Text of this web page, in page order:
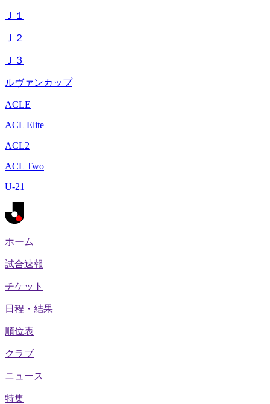
Ｊ１
Ｊ２
Ｊ３
ルヴァンカップ
ACLE
ACL Elite
ACL2
ACL Two
U-21
ホーム
試合速報
チケット
日程・結果
順位表
クラブ
ニュース
特集